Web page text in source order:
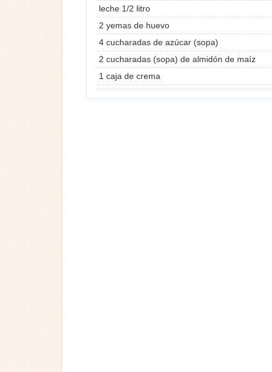
leche 1/2 litro
2 yemas de huevo
4 cucharadas de azúcar (sopa)
2 cucharadas (sopa) de almidón de maíz
1 caja de crema